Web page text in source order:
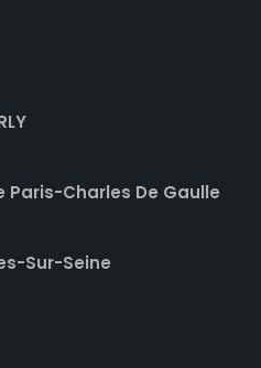
Paris-Charles De Gaulle
Sur-Seine